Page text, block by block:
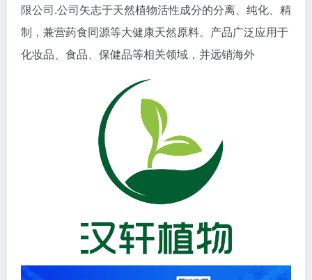
限公司.公司矢志于天然植物活性成分的分离、纯化、精
制，兼营药食同源等大健康天然原料。产品广泛应用于
化妆品、食品、保健品等相关领域，并远销海外